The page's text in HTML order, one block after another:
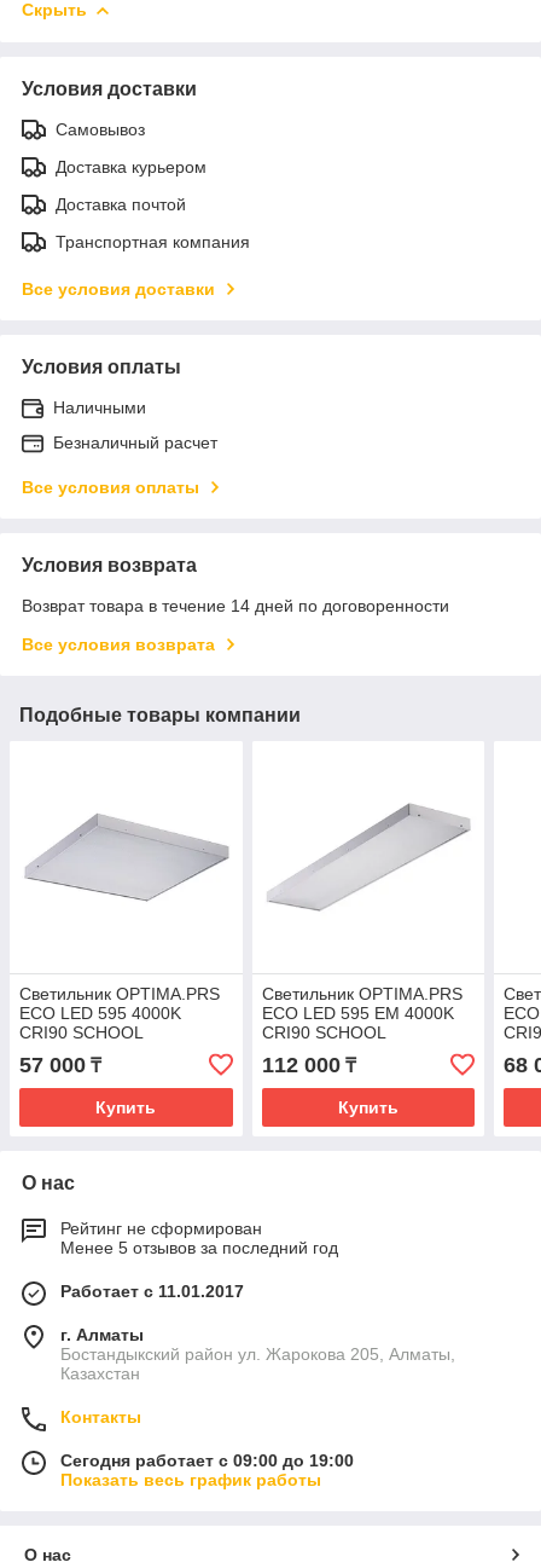
Скрыть
Условия доставки
Самовывоз
Доставка курьером
Доставка почтой
Транспортная компания
Все условия доставки
Условия оплаты
Наличными
Безналичный расчет
Все условия оплаты
Условия возврата
Возврат товара в течение 14 дней по договоренности
Все условия возврата
Подобные товары компании
Светильник OPTIMA.PRS
ECO LED 595 4000K
CRI90 SCHOOL
57 000 ₸
Купить
Светильник OPTIMA.PRS
ECO LED 595 EM 4000K
CRI90 SCHOOL
112 000₸
Купить
68
О нас
Рейтинг не сформирован
Менее 5 отзывов за последний год
Работает с 11.01.2017
г. Алматы
Бостандыкский район ул. Жарокова 205, Алматы,
Казахстан
Контакты
Сегодня работает с 09:00 до 19:00
Показать весь график работы
О нас